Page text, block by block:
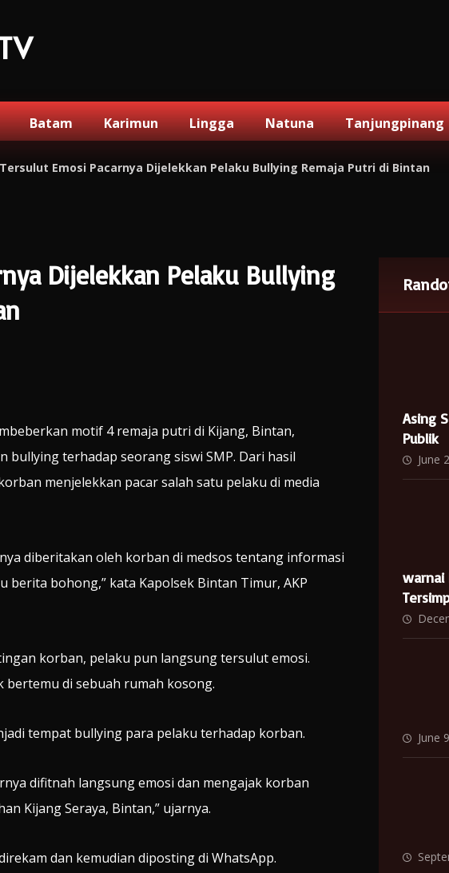
Batam Karimun Lingga Natuna Tanjungpinang
Tersulut Emosi Pacarnya Dijelekkan Pelaku Bullying Remaja Putri di Bintan
Dijelekkan Pelaku Bullying
motif 4 remaja putri di Kijang, Bintan,
bullying terhadap seorang siswi SMP. Dari hasil
menjelekkan pacar salah satu pelaku di media
diberitakan oleh korban di medsos tentang informasi
bohong,” kata Kapolsek Bintan Timur, AKP
korban, pelaku pun langsung tersulut emosi.
di sebuah rumah kosong.
tempat bullying para pelaku terhadap korban.
difitnah langsung emosi dan mengajak korban
Kijang Seraya, Bintan,” ujarnya.
dan kemudian diposting di WhatsApp.
Asing
Publik
June
warnai
June